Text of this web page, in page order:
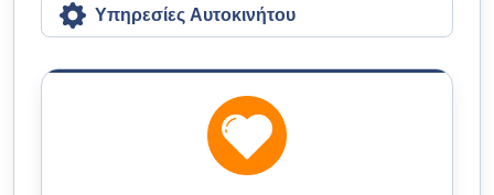
Υπηρεσίες Αυτοκινήτου